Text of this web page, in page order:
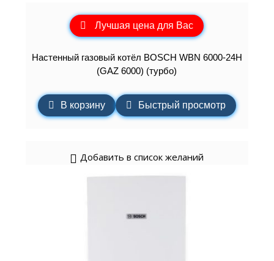
Лучшая цена для Вас
Настенный газовый котёл BOSCH WBN 6000-24H
(GAZ 6000) (турбо)
В корзину Быстрый просмотр
Добавить в список желаний